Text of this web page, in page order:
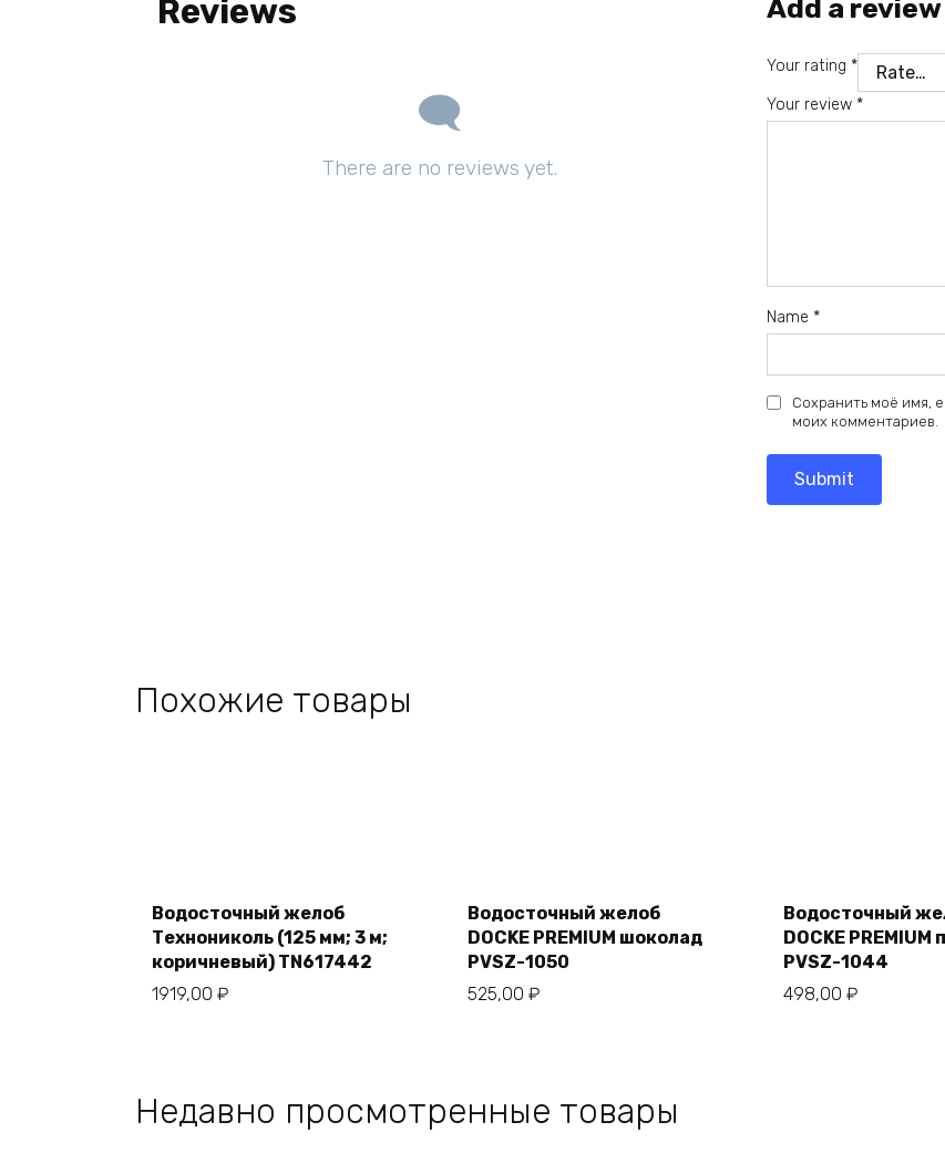
Reviews
There are no reviews yet.
Add a review
Your rating *
Your review *
Name *
Сохранить моё имя,
моих комментариев.
Похожие товары
cart
Водосточный желоб
Технониколь (125 мм; 3 м;
коричневый) TN617442
1919,00 ₽
cart
Водосточный желоб
DOCKE PREMIUM шоколад
PVSZ-1050
525,00 ₽
cart
Водосточный
DOCKE
PVSZ-1044
498,00 ₽
Недавно просмотренные товары